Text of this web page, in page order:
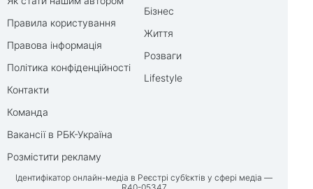
Правила користування
Правова інформація
Політика конфіденційності
Контакти
Команда
Вакансії в РБК-Україна
Розмістити рекламу
Бізнес
Життя
Розваги
Lifestyle
Ідентифікатор онлайн-медіа в Реєстрі суб’єктів у сфері медіа —